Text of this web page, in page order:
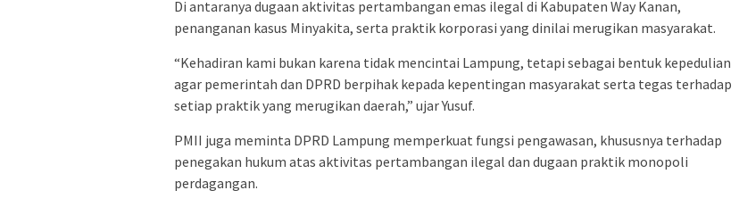
Di antaranya dugaan aktivitas pertambangan emas ilegal di Kabupaten Way Kanan,
penanganan kasus Minyakita, serta praktik korporasi yang dinilai merugikan masyarakat.
“Kehadiran kami bukan karena tidak mencintai Lampung, tetapi sebagai bentuk kepedulian
agar pemerintah dan DPRD berpihak kepada kepentingan masyarakat serta tegas terhadap
setiap praktik yang merugikan daerah,” ujar Yusuf.
PMII juga meminta DPRD Lampung memperkuat fungsi pengawasan, khususnya terhadap
penegakan hukum atas aktivitas pertambangan ilegal dan dugaan praktik monopoli
perdagangan.